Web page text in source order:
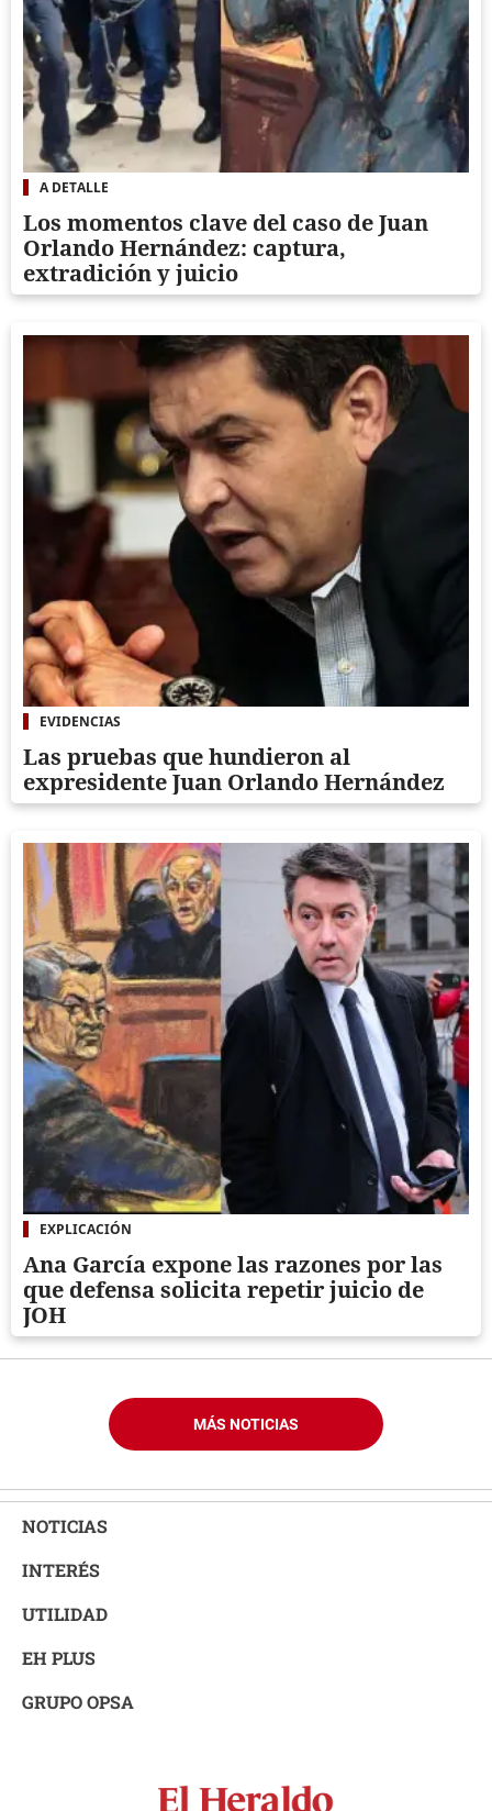
A DETALLE
Los momentos clave del caso de Juan
Orlando Hernández: captura,
extradición y juicio
EVIDENCIAS
Las pruebas que hundieron al
expresidente Juan Orlando Hernández
EXPLICACIÓN
Ana García expone las razones por las
que defensa solicita repetir juicio de
JOH
MÁS NOTICIAS
NOTICIAS
INTERÉS
UTILIDAD
EH PLUS
GRUPO OPSA